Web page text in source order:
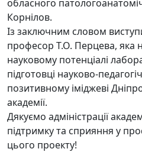
обласного
Корнілов.
Із заключним словом
професор Т.О. Перцева, яка
науковому потенціалі
підготовці науково-
позитивному іміджеві
академії.
Дякуємо адміністрації
підтримку та сприяння у
цього проекту!